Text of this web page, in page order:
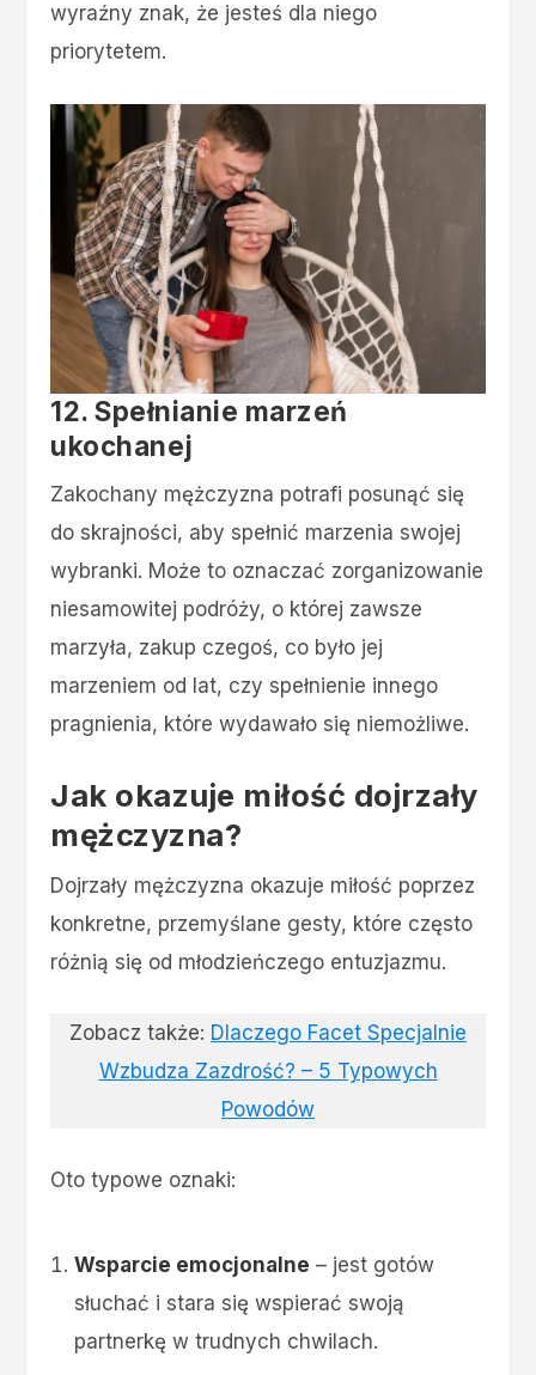
wyraźny znak, że jesteś dla niego
priorytetem.
12. Spełnianie marzeń
ukochanej
Zakochany mężczyzna potrafi posunąć się
do skrajności, aby spełnić marzenia swojej
wybranki. Może to oznaczać zorganizowanie
niesamowitej podróży, o której zawsze
marzyła, zakup czegoś, co było jej
marzeniem od lat, czy spełnienie innego
pragnienia, które wydawało się niemożliwe.
Jak okazuje miłość dojrzały
mężczyzna?
Dojrzały mężczyzna okazuje miłość poprzez
konkretne, przemyślane gesty, które często
różnią się od młodzieńczego entuzjazmu.
Zobacz także: Dlaczego Facet Specjalnie
Wzbudza Zazdrość? – 5 Typowych
Powodów
Oto typowe oznaki:
Wsparcie emocjonalne – jest gotów
słuchać i stara się wspierać swoją
partnerkę w trudnych chwilach.